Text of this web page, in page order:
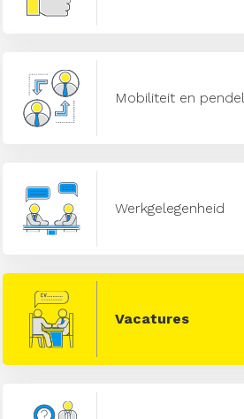
Mobiliteit en pendel
Werkgelegenheid
Vacatures